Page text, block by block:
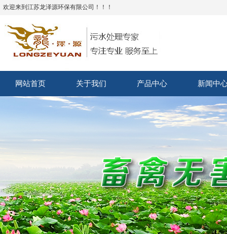
欢迎来到江苏龙泽源环保有限公司！！！
网站首页 关于我们 产品中心 新闻中